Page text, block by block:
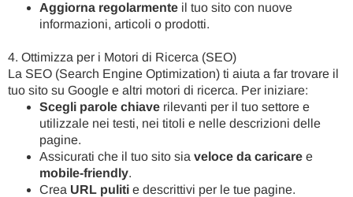
Aggiorna regolarmente il tuo sito con nuove
informazioni, articoli o prodotti.
4. Ottimizza per i Motori di Ricerca (SEO)
La SEO (Search Engine Optimization) ti aiuta a far trovare il
tuo sito su Google e altri motori di ricerca. Per iniziare:
Scegli parole chiave rilevanti per il tuo settore e
utilizzale nei testi, nei titoli e nelle descrizioni delle
pagine.
Assicurati che il tuo sito sia veloce da caricare e
mobile-friendly.
Crea URL puliti e descrittivi per le tue pagine.